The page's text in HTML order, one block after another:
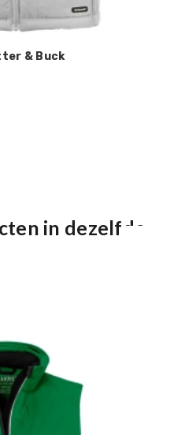
& Buck
in dezelfde